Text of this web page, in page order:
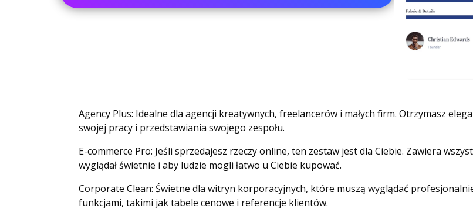
Agency Plus: Idealne dla agencji kreatywnych, freelancerów i małych firm. Otrzymasz
swojej pracy i przedstawiania swojego zespołu.
E-commerce Pro: Jeśli sprzedajesz rzeczy online, ten zestaw jest dla Ciebie. Zawiera
wyglądał świetnie i aby ludzie mogli łatwo u Ciebie kupować.
Corporate Clean: Świetne dla witryn korporacyjnych, które muszą wyglądać
funkcjami, takimi jak tabele cenowe i referencje klientów.